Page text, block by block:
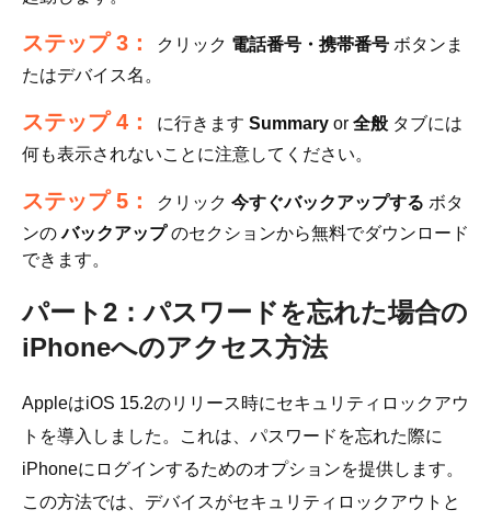
ステップ 3： クリック 電話番号・携帯番号 ボタンま
たはデバイス名。
ステップ 4： に行きます Summary or 全般 タブには
何も表示されないことに注意してください。
ステップ 5： クリック 今すぐバックアップする ボタ
ンのバックアップのセクションから無料でダウンロード
できます。
パート2：パスワードを忘れた場合の
iPhoneへのアクセス方法
AppleはiOS 15.2のリリース時にセキュリティロックアウ
トを導入しました。これは、パスワードを忘れた際に
iPhoneにログインするためのオプションを提供します。
この方法では、デバイスがセキュリティロックアウトと